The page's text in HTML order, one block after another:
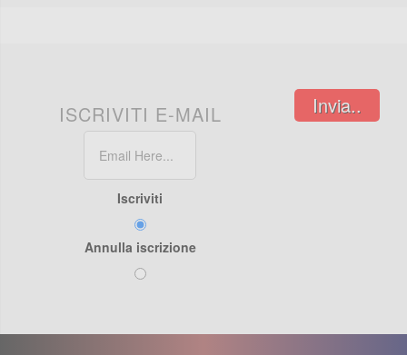
ISCRIVITI E-MAIL
Iscriviti
Annulla iscrizione
Invia..